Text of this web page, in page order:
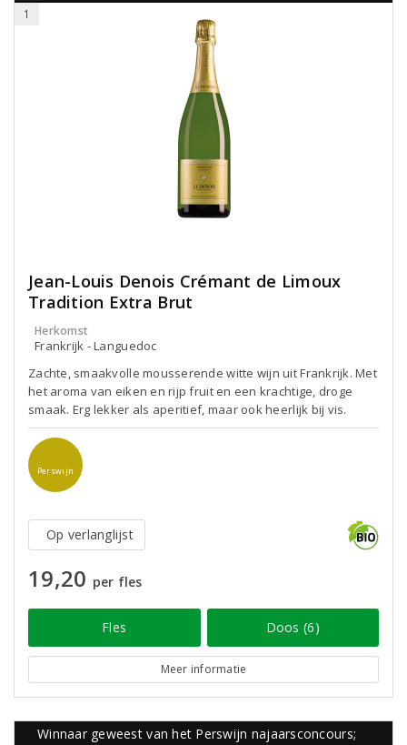
1
Jean-Louis Denois Crémant de Limoux
Tradition Extra Brut
Herkomst
Frankrijk - Languedoc
Zachte, smaakvolle mousserende witte wijn uit Frankrijk. Met
het aroma van eiken en rijp fruit en een krachtige, droge
smaak. Erg lekker als aperitief, maar ook heerlijk bij vis.
Perswijn
Op verlanglijst
19,20 per fles
Fles Doos (6)
Meer informatie
Winnaar geweest van het Perswijn najaarsconcours;